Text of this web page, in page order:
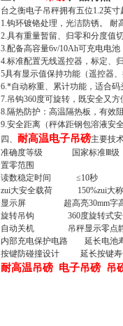
台之衡电子吊秤拥有五位1.2英寸
1.钩环镀铬处理，光洁防锈。
耐
2.具有重量暂留、归零和分度值切
3.配备高容量6v/10Ah可充电电池
4.标准配置无线遥控器，标定、
5具有显示值保持功能（遥控器、
6.*自动称重、累计功能，适合码
7.吊钩360度可旋转，既安全又方
8.隔热防护：高温隔热板，有效
9.安全距离 （秤体距钢包溶液安
四、 耐高温电子吊磅主要技
准确度等级 国家标准Ⅲ级（
置零范围
读数稳定时间 ≤10秒
zui大安全载荷 150%zui大
显示屏
超高亮30mm字
旋转吊钩 360度旋转式安全
自动关机 吊秤显示零点静置
内部充电保护电路 延长电池
按键防碰撞设计 延长按键寿
耐高温吊磅 电子吊磅 吊